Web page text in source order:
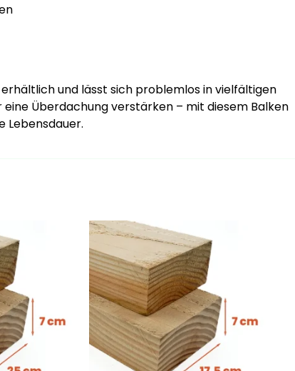
und lässt sich problemlos in vielfältigen
Überdachung verstärken – mit diesem Balken
Lebensdauer.
Dieses
Produkt
weist
mehrere
Varianten
auf.
Die
Optionen
können